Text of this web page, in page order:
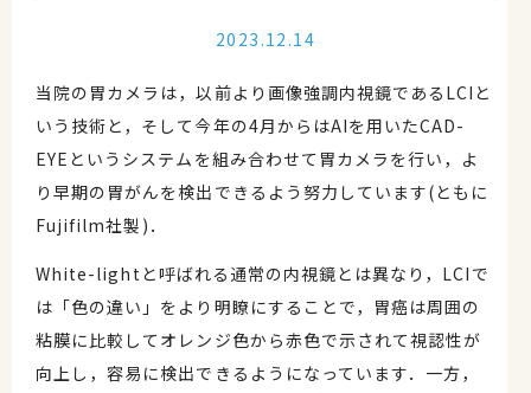
2023.12.14
当院の胃カメラは，以前より画像強調内視鏡であるLCIと
いう技術と，そして今年の4月からはAIを用いたCAD-
EYEというシステムを組み合わせて胃カメラを行い，よ
り早期の胃がんを検出できるよう努力しています(ともに
Fujifilm社製)．
White-lightと呼ばれる通常の内視鏡とは異なり，LCIで
は「色の違い」をより明瞭にすることで，胃癌は周囲の
粘膜に比較してオレンジ色から赤色で示されて視認性が
向上し，容易に検出できるようになっています．一方，